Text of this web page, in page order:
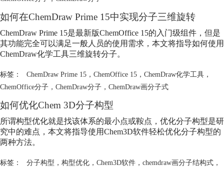
如何在ChemDraw Prime 15中实现分子三维旋转
ChemDraw Prime 15是最新版ChemOffice 15的入门级组件，但是
其功能完全可以满足一般人员的使用需求，本文将指导如何使用
ChemDraw化学工具三维旋转分子。
标签： ChemDraw Prime 15， ChemOffice 15， ChemDraw化学工具，
ChemOffice分子 ， ChemDraw分子 ， ChemDraw画分子式
如何优化Chem 3D分子构型
所谓构型优化就是找该体系的最小点或鞍点，优化分子构型是研
究中的难点，本文将指导使用Chem3D软件轻松优化分子构型的
两种方法。
标签： 分子构型 ， 构型优化， Chem3D软件， chemdraw画分子结构式，